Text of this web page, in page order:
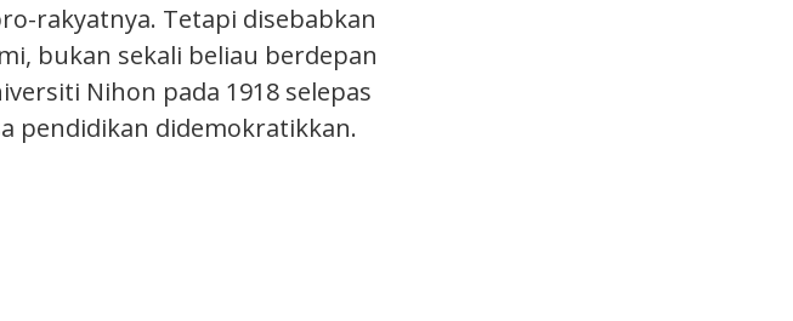
rakyatnya. Tetapi disebabkan
bukan sekali beliau berdepan
Nihon pada 1918 selepas
pendidikan didemokratikkan.